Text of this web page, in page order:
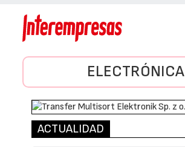
ELECTRÓNICA
ACTUALIDAD